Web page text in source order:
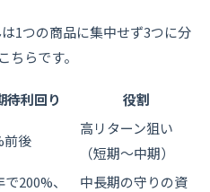
1つの商品に集中せず3つに分
らです。
待利回り
役割
前後
高リターン狙い
（短期〜中期）
200%、
中長期の守りの資